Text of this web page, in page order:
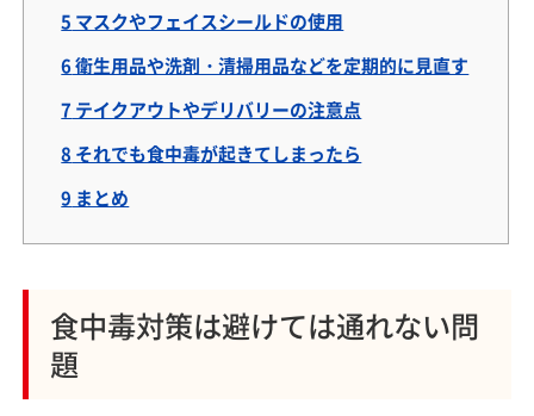
5 マスクやフェイスシールドの使用
6衛生用品や洗剤・清掃用品などを定期的に見直す
7 テイクアウトやデリバリーの注意点
8 それでも食中毒が起きてしまったら
9 まとめ
食中毒対策は避けては通れない問
題